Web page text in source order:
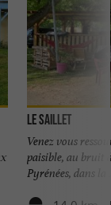
Le Saillet
Venez vous
paisible, au bruit
Pyrénées, dans la